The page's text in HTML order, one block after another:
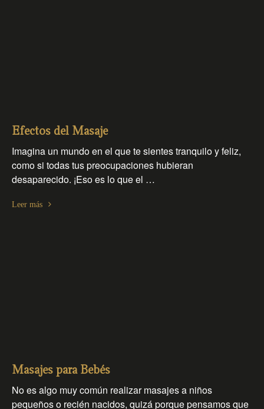
Efectos del Masaje
Imagina un mundo en el que te sientes tranquilo y feliz,
como si todas tus preocupaciones hubieran
desaparecido. ¡Eso es lo que el …
Leer más
Masajes para Bebés
No es algo muy común realizar masajes a niños
pequeños o recién nacidos, quizá porque pensamos que